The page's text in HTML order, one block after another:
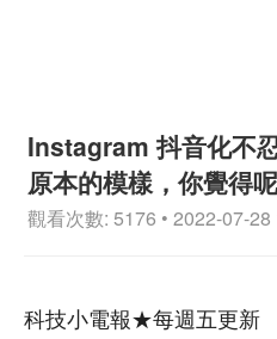
Instagram 抖音化不
原本的模樣，你覺得
觀看次數: 5176 • 2022-07-28
科技小電報★每週五更新